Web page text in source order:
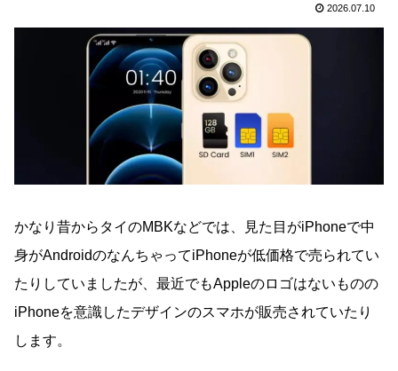
2026.07.10
かなり昔からタイのMBKなどでは、見た目がiPhoneで中
身がAndroidのなんちゃってiPhoneが低価格で売られてい
たりしていましたが、最近でもAppleのロゴはないものの
iPhoneを意識したデザインのスマホが販売されていたり
します。